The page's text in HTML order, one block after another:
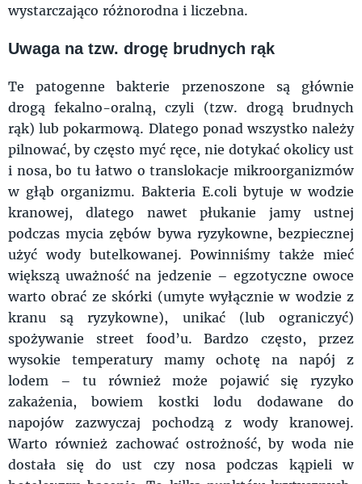
wystarczająco różnorodna i liczebna.
Uwaga na tzw. drogę brudnych rąk
Te patogenne bakterie przenoszone są głównie
drogą fekalno-oralną, czyli (tzw. drogą brudnych
rąk) lub pokarmową. Dlatego ponad wszystko należy
pilnować, by często myć ręce, nie dotykać okolicy ust
i nosa, bo tu łatwo o translokacje mikroorganizmów
w głąb organizmu. Bakteria E.coli bytuje w wodzie
kranowej, dlatego nawet płukanie jamy ustnej
podczas mycia zębów bywa ryzykowne, bezpiecznej
użyć wody butelkowanej. Powinniśmy także mieć
większą uważność na jedzenie – egzotyczne owoce
warto obrać ze skórki (umyte wyłącznie w wodzie z
kranu są ryzykowne), unikać (lub ograniczyć)
spożywanie street food’u. Bardzo często, przez
wysokie temperatury mamy ochotę na napój z
lodem – tu również może pojawić się ryzyko
zakażenia, bowiem kostki lodu dodawane do
napojów zazwyczaj pochodzą z wody kranowej.
Warto również zachować ostrożność, by woda nie
dostała się do ust czy nosa podczas kąpieli w